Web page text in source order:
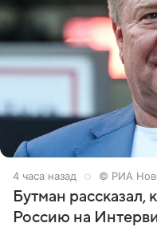
4 часа назад © РИА
Бутман рассказал,
Россию на